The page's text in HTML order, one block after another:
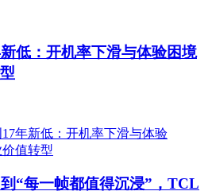
低：开机率下滑与体验困境
“每一帧都值得沉浸”，TCL